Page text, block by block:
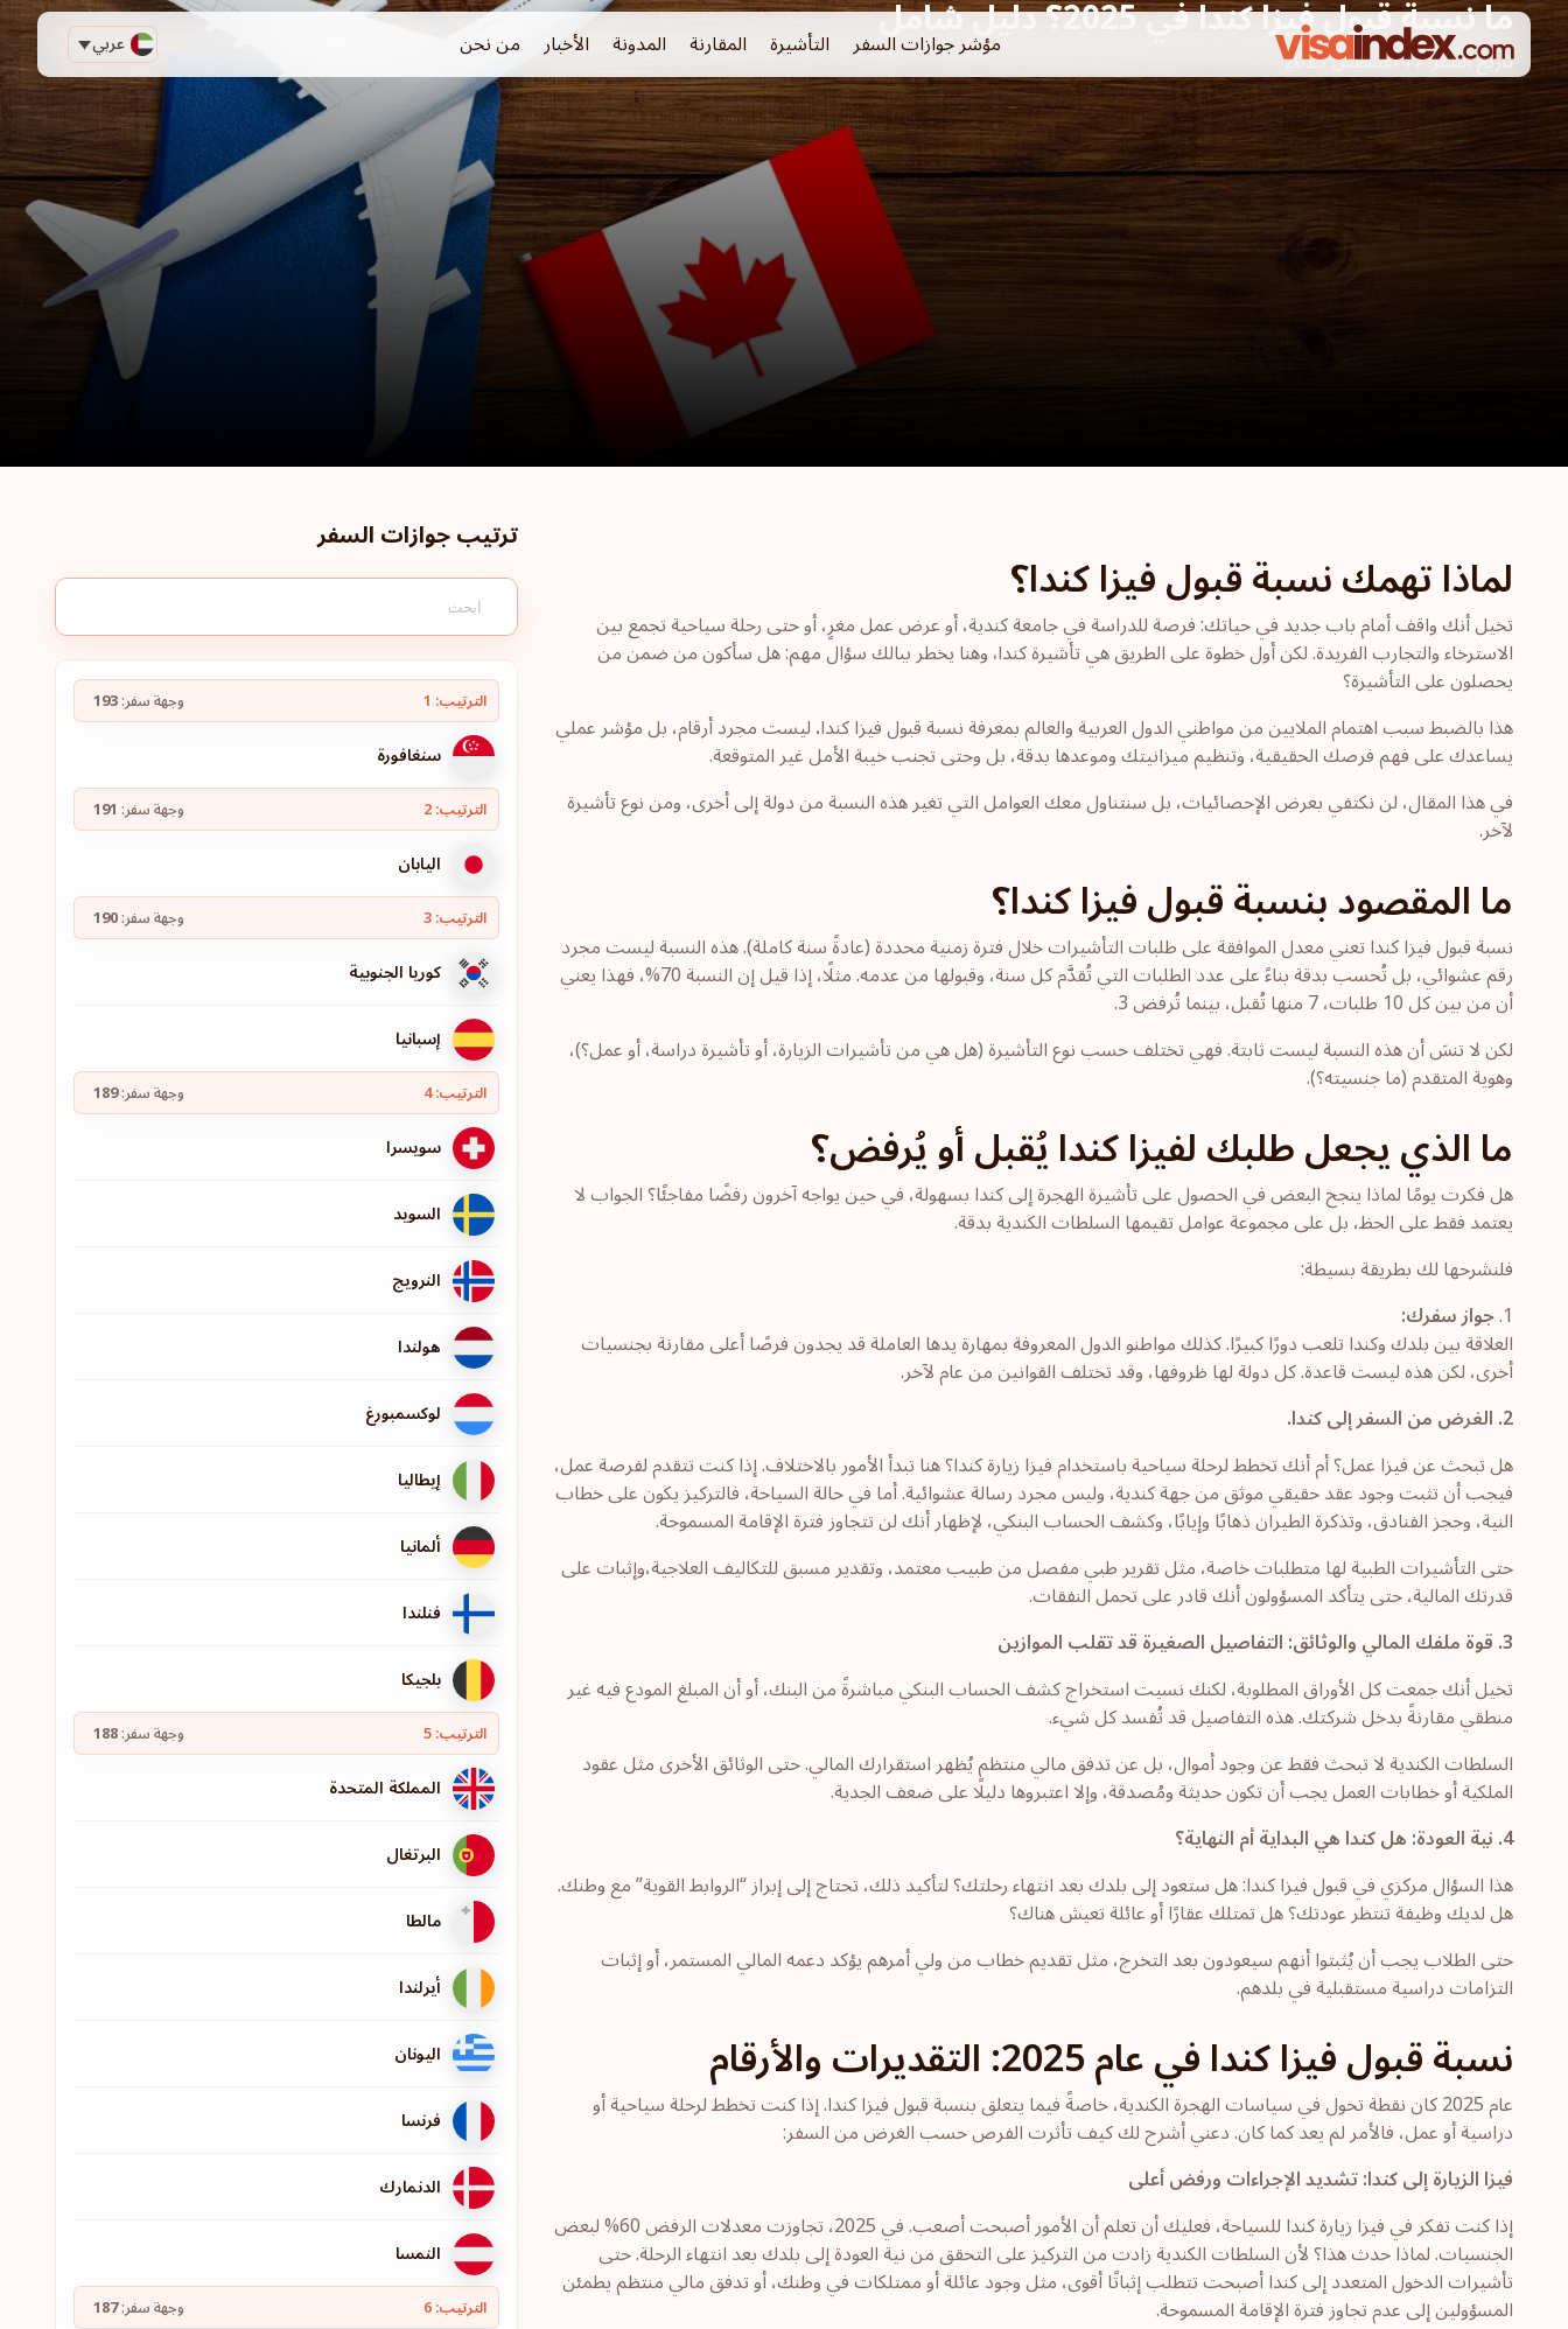
عربي مؤشر جوازات السفر التأشيرة المقارنة المدونة الأخبار من نحن ما نسبة قبول فيزا كندا في 2025؟ دليل شامل
تاريخ النشر:17 أغسطس 2025
لماذا تهمك نسبة قبول فيزا كندا؟
تخيل أنك واقف أمام باب جديد في حياتك: فرصة للدراسة في جامعة كندية، أو عرض عمل مغرٍ، أو حتى رحلة سياحية تجمع بين
الاسترخاء والتجارب الفريدة. لكن أول خطوة على الطريق هي تأشيرة كندا،وهنا يخطر ببالك سؤال مهم: هل سأكون من ضمن من
يحصلون على التأشيرة؟
هذا بالضبط سبب اهتمام الملايين من مواطني الدول العربية والعالم بمعرفة نسبة قبول فيزا كندا.ليست مجرد أرقام، بل مؤشر عملي
يساعدك على فهم فرصك الحقيقية، وتنظيم ميزانيتك وموعدها بدقة، بل وحتى تجنب خيبة الأمل غير المتوقعة.
في هذا المقال، لن نكتفي بعرض الإحصائيات، بل سنتناول معك العوامل التي تغير هذه النسبة من دولة إلى أخرى، ومن نوع تأشيرة
لآخر.
ما المقصود بنسبة قبول فيزا كندا؟
نسبة قبول فيزا كنداتعني معدل الموافقة على طلبات التأشيرات خلال فترة زمنية محددة (عادةً سنة كاملة). هذه النسبة ليست مجرد
رقم عشوائي، بل تُحسب بدقة بناءً على عدد الطلبات التي تُقدَّم كل سنة، وقبولها من عدمه. مثلًا، إذا قيل إن النسبة 70%، فهذا يعني
أن من بين كل 10 طلبات، 7 منها تُقبل، بينما تُرفض 3.
لكن لا تنسَ أن هذه النسبة ليست ثابتة. فهي تختلف حسب نوع التأشيرة (هل هي من تأشيرات الزيارة، أو تأشيرة دراسة، أو عمل؟)،
وهوية المتقدم (ما جنسيته؟).
ما الذي يجعل طلبك لفيزا كندا يُقبل أو يُرفض؟
هل فكرت يومًا لماذا ينجح البعض في الحصول على تأشيرة الهجرة إلى كندا بسهولة، في حين يواجه آخرون رفضًا مفاجئًا؟ الجواب لا
يعتمد فقط على الحظ، بل على مجموعة عوامل تقيمها السلطات الكندية بدقة.
فلنشرحها لك بطريقة بسيطة:
1. جواز سفرك:
العلاقة بين بلدك وكندا تلعب دورًا كبيرًا. كذلك مواطنو الدول المعروفة بمهارة يدها العاملة قد يجدون فرصًا أعلى مقارنة بجنسيات
أخرى، لكن هذه ليست قاعدة. كل دولة لها ظروفها، وقد تختلف القوانين من عام لآخر.
2. الغرض منالسفر إلى كندا.
هل تبحث عن فيزا عمل؟ أم أنك تخطط لرحلة سياحية باستخدام فيزا زيارة كندا؟ هنا تبدأ الأمور بالاختلاف. إذا كنت تتقدم لفرصة عمل،
فيجب أن تثبت وجود عقد حقيقي موثق من جهة كندية، وليس مجرد رسالة عشوائية. أما في حالة السياحة، فالتركيز يكون على خطاب
النية، وحجز الفنادق، وتذكرة الطيران ذهابًا وإيابًا، وكشف الحساب البنكي، لإظهار أنك لن تتجاوز فترة الإقامة المسموحة.
حتى التأشيرات الطبيةلها متطلبات خاصة، مثل تقرير طبي مفصل من طبيب معتمد، وتقدير مسبق للتكاليف العلاجية،وإثبات على
قدرتك المالية، حتى يتأكد المسؤولون أنك قادر على تحمل النفقات.
3. قوة ملفك المالي والوثائق: التفاصيل الصغيرة قد تقلب الموازين
تخيل أنك جمعت كل الأوراق المطلوبة، لكنك نسيت استخراج كشف الحساب البنكي مباشرةً من البنك، أو أن المبلغ المودع فيه غير
منطقي مقارنةً بدخل شركتك. هذه التفاصيل قد تُفسد كل شيء.
السلطات الكندية لا تبحث فقط عن وجود أموال، بل عن تدفق مالي منتظم يُظهر استقرارك المالي. حتى الوثائق الأخرى مثل عقود
الملكية أو خطابات العمل يجب أن تكون حديثة ومُصدقة، وإلا اعتبروها دليلًا على ضعف الجدية.
4. نية العودة: هل كندا هي البداية أم النهاية؟
هذا السؤال مركزي في قبول فيزا كندا: هل ستعود إلى بلدك بعد انتهاء رحلتك؟ لتأكيد ذلك، تحتاج إلى إبراز “الروابط القوية” مع وطنك.
هل لديك وظيفة تنتظر عودتك؟ هل تمتلك عقارًا أو عائلة تعيش هناك؟
حتى الطلاب يجب أن يُثبتوا أنهم سيعودون بعد التخرج، مثل تقديم خطاب من ولي أمرهم يؤكد دعمه المالي المستمر، أو إثبات
التزامات دراسية مستقبلية في بلدهم.
نسبة قبول فيزا كندا في عام 2025: التقديرات والأرقام
عام 2025 كان نقطة تحول في سياسات الهجرة الكندية، خاصةً فيما يتعلق بنسبة قبول فيزا كندا. إذا كنت تخطط لرحلة سياحية أو
دراسية أو عمل، فالأمر لم يعد كما كان. دعني أشرح لك كيف تأثرت الفرص حسب الغرض من السفر:
فيزا الزيارة إلى كندا: تشديد الإجراءات ورفض أعلى
إذا كنت تفكر في فيزا زيارة كندا للسياحة، فعليك أن تعلم أن الأمور أصبحت أصعب. في 2025، تجاوزت معدلات الرفض 60% لبعض
الجنسيات. لماذا حدث هذا؟ لأن السلطات الكندية زادت من التركيز على التحقق من نية العودة إلى بلدك بعد انتهاء الرحلة. حتى
تأشيرات الدخول المتعدد إلى كندا أصبحت تتطلب إثباتًا أقوى، مثل وجود عائلة أو ممتلكات في وطنك، أو تدفق مالي منتظم يطمئن
المسؤولين إلى عدم تجاوز فترة الإقامة المسموحة.
ترتيب جوازات السفر
الترتيب: 1 وجهة سفر:193
سنغافورة
الترتيب: 2 وجهة سفر:191
اليابان
الترتيب: 3 وجهة سفر:190
كوريا الجنوبية
إسبانيا
الترتيب: 4 وجهة سفر:189
سويسرا
السويد
النرويج
هولندا
لوكسمبورغ
إيطاليا
ألمانيا
فنلندا
بلجيكا
الترتيب: 5 وجهة سفر:188
المملكة المتحدة
البرتغال
مالطا
أيرلندا
اليونان
فرنسا
الدنمارك
النمسا
الترتيب: 6 وجهة سفر:187